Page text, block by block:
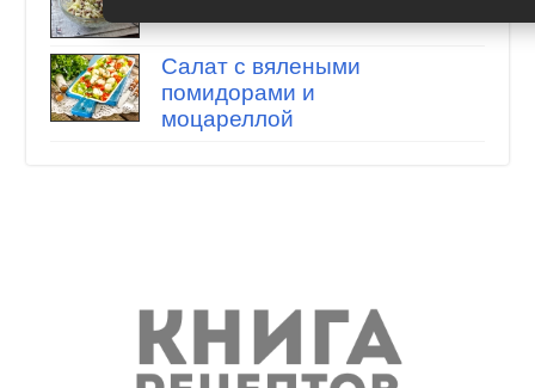
Салат с вялеными
помидорами и
моцареллой